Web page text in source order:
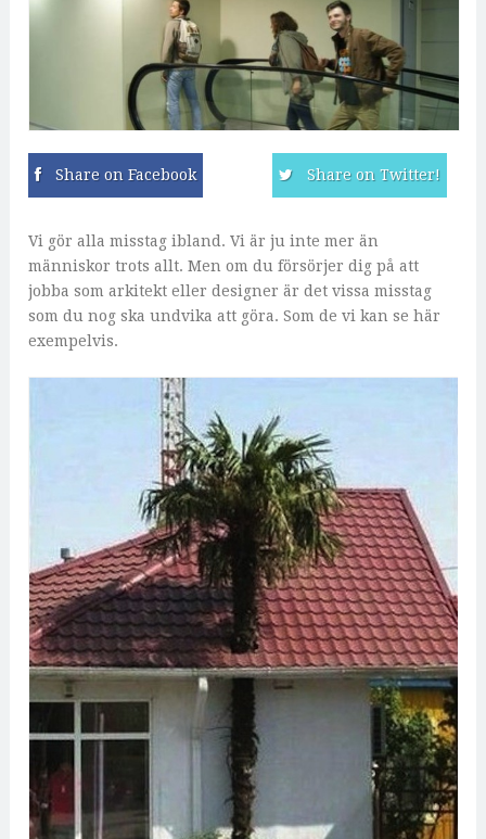
Share on Facebook Share on Twitter!
Vi gör alla misstag ibland. Vi är ju inte mer än
människor trots allt. Men om du försörjer dig på att
jobba som arkitekt eller designer är det vissa misstag
som du nog ska undvika att göra. Som de vi kan se här
exempelvis.